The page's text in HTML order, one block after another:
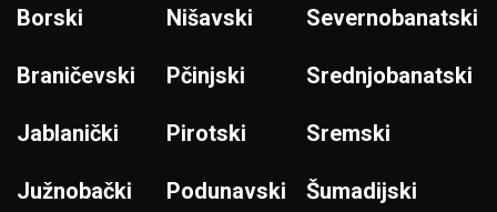
Borski
Braničevski
Jablanički
Južnobački
Nišavski
Pčinjski
Pirotski
Podunavski
Severnobanatski
Srednjobanatski
Sremski
Šumadijski